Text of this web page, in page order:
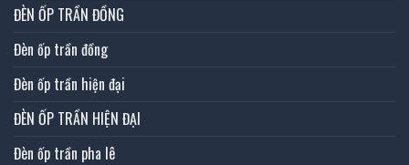
ĐÈN ỐP TRẦN ĐỒNG
Đèn ốp trần đồng
Đèn ốp trần hiện đại
ĐÈN ỐP TRẦN HIỆN ĐẠI
Đèn ốp trần pha lê